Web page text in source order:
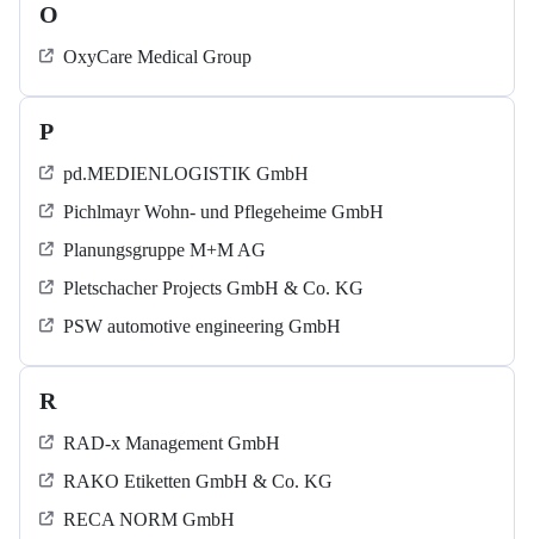
O
OxyCare Medical Group
P
pd.MEDIENLOGISTIK GmbH
Pichlmayr Wohn- und Pflegeheime GmbH
Planungsgruppe M+M AG
Pletschacher Projects GmbH & Co. KG
PSW automotive engineering GmbH
R
RAD-x Management GmbH
RAKO Etiketten GmbH & Co. KG
RECA NORM GmbH